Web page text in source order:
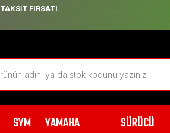
FIRSATI
SYM YAMAHA
SÜRÜCÜ